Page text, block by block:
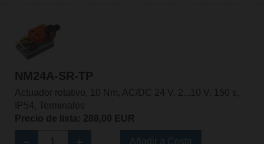
NM24A-SR-TP
Actuador rotativo, 10 Nm, AC/DC 24 V, 2...10 V, 150 s,
IP54, Terminales
Precio de lista: 288,00 EUR